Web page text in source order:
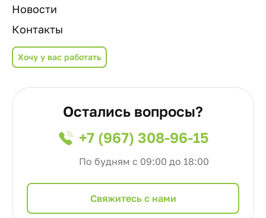
Новости
Контакты
Хочу у вас работать
Остались вопросы?
+7 (967) 308-96-15
По будням с 09:00 до 18:00
Cвяжитесь с нами